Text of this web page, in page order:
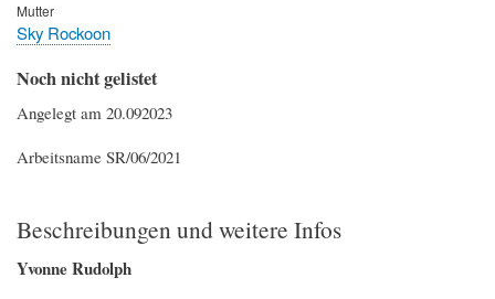
Mutter
Sky Rockoon
Noch nicht gelistet
Angelegt am 20.092023
Arbeitsname SR/06/2021
Beschreibungen und weitere Infos
Yvonne Rudolph